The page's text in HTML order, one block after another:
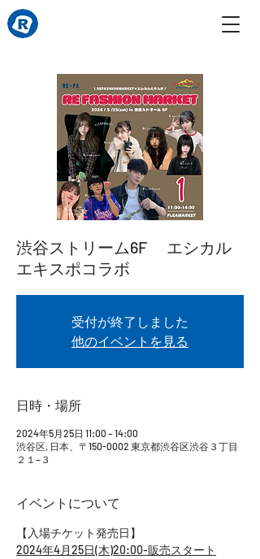
渋谷ストリーム6F エシカル
エキスポコラボ
受付が終了しました
他のイベントを見る
日時・場所
2024年5月25日 11:00 – 14:00
渋谷区, 日本、〒150-0002 東京都渋谷区渋谷３丁目
２１−３
イベントについて
【入場チケット発売日】
2024年4月25日(木)20:00-販売スタート